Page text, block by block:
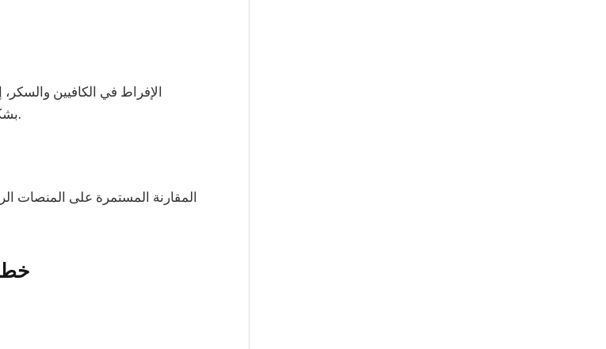
الإفراط في الكافيين
الإطلالة العامة.
المقارنة المستمرة على المنصات